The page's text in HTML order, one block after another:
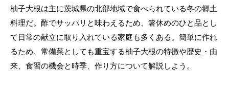
柚子大根は主に茨城県の北部地域で食べられている冬の郷土
料理だ。酢でサッパリと味わえるため、箸休めのひと品とし
て日常の献立に取り入れている家庭も多くある。簡単に作れ
るため、常備菜としても重宝する柚子大根の特徴や歴史・由
来、食習の機会と時季、作り方について解説しよう。